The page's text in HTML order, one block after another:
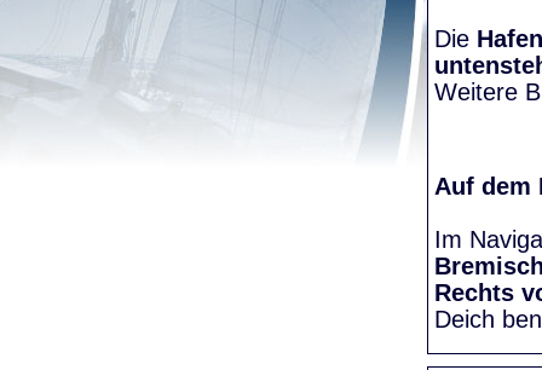
Die
Weitere
Auf dem
Im
Rechts
Deich